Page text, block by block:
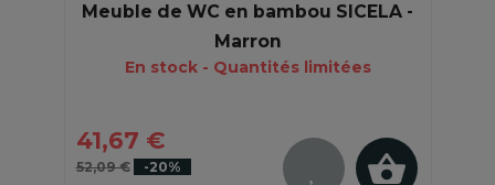
Meuble de WC en bambou SICELA -
Marron
En stock - Quantités limitées
41,67 €
52,09 € -20%